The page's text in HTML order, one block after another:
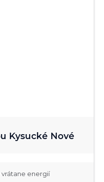
Kysucké Nové
vrátane energií